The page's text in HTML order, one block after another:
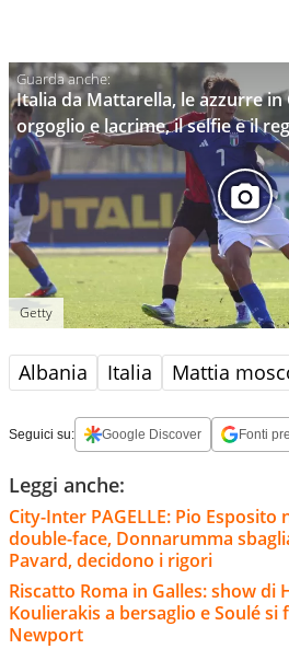
Italia da Mattarella, le azzurre
orgoglio e lacrime, il selfie e il
Getty
Albania Italia Mattia
Seguici su: Google Discover Fonti
Leggi anche:
City-Inter PAGELLE: Pio
double-face, Donnarumma
Pavard, decidono i rigori
Riscatto Roma in Galles: show di
Koulierakis a bersaglio e Soulé si
Newport